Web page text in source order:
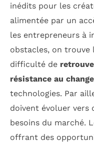
inédits pour les
alimentée par un
les entrepreneurs à
obstacles, on trouve
difficulté de
résistance au
technologies. Par
doivent évoluer vers
besoins du marché.
offrant des